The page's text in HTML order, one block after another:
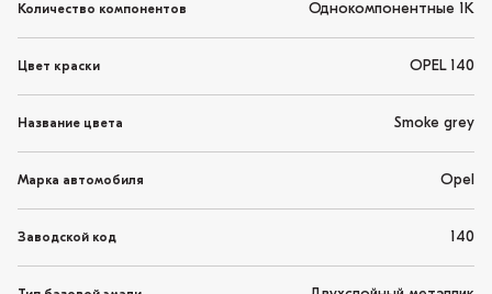
Количество компонентов Однокомпонентные 1K
Цвет краски OPEL 140
Название цвета Smoke grey
Марка автомобиля Opel
Заводской код 140